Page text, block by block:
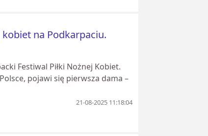
na Podkarpaciu.
Festiwal Piłki Nożnej Kobiet.
pojawi się pierwsza dama –
21-08-2025 11:18:04